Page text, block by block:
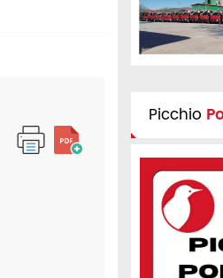
Picchio